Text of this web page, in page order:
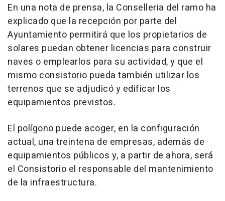
En una nota de prensa, la Conselleria del ramo ha
explicado que la recepción por parte del
Ayuntamiento permitirá que los propietarios de
solares puedan obtener licencias para construir
naves o emplearlos para su actividad, y que el
mismo consistorio pueda también utilizar los
terrenos que se adjudicó y edificar los
equipamientos previstos.
El polígono puede acoger, en la configuración
actual, una treintena de empresas, además de
equipamientos públicos y, a partir de ahora, será
el Consistorio el responsable del mantenimiento
de la infraestructura.